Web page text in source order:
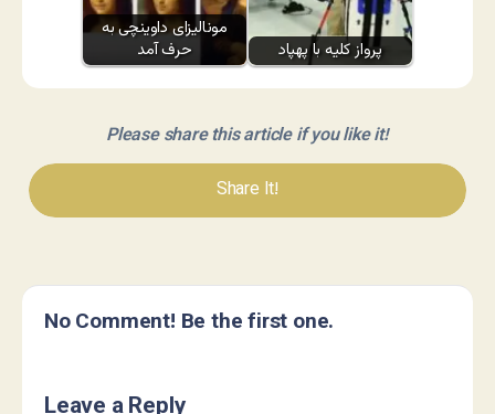
مونالیزای داوینچی به
حرف آمد
پرواز کلیه با پهپاد
Please share this article if you like it!
Share It!
No Comment! Be the first one.